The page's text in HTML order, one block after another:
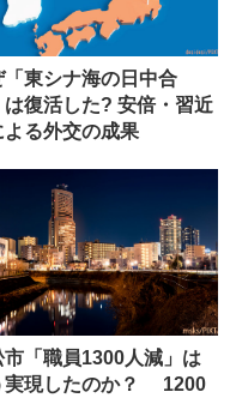
「東シナ海の日中合
は復活した? 安倍・習近
よる外交の成果
市「職員1300人減」は
実現したのか？ 1200